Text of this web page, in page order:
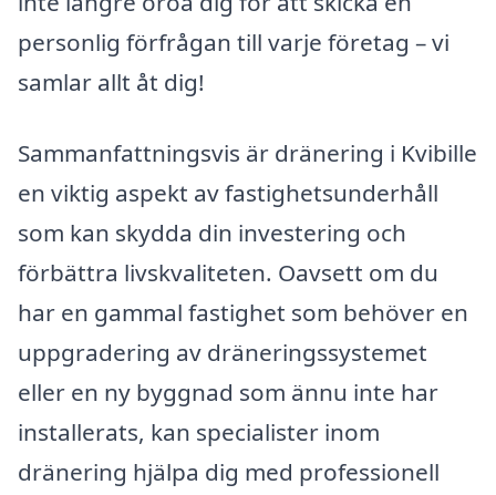
personlig förfrågan till varje företag – vi
samlar allt åt dig!
Sammanfattningsvis är dränering i Kvibille
en viktig aspekt av fastighetsunderhåll
som kan skydda din investering och
förbättra livskvaliteten. Oavsett om du
har en gammal fastighet som behöver en
uppgradering av dräneringssystemet
eller en ny byggnad som ännu inte har
installerats, kan specialister inom
dränering hjälpa dig med professionell